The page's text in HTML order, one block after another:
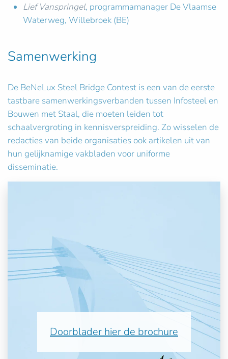
Lief Vanspringel, programmamanager De Vlaamse
Waterweg, Willebroek (BE)
Samenwerking
De BeNeLux Steel Bridge Contest is een van de eerste
tastbare samenwerkingsverbanden tussen Infosteel en
Bouwen met Staal, die moeten leiden tot
schaalvergroting in kennisverspreiding. Zo wisselen de
redacties van beide organisaties ook artikelen uit van
hun gelijknamige vakbladen voor uniforme
disseminatie.
Doorblader hier de brochure